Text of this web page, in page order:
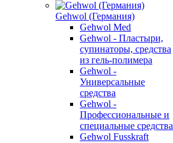
Gehwol (Германия)
Gehwol Med
Gehwol - Пластыри,
супинаторы, средства
из гель-полимера
Gehwol -
Универсальные
средства
Gehwol -
Профессиональные и
специальные средства
Gehwol Fusskraft